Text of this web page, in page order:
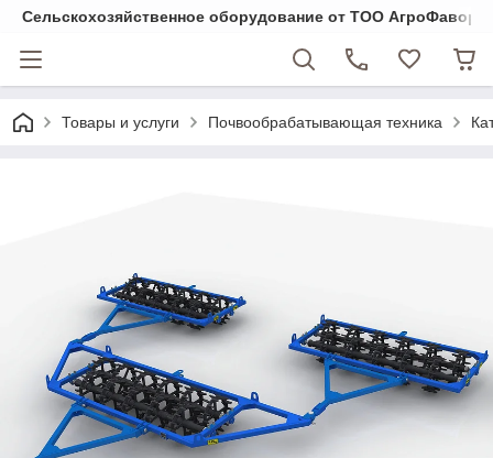
Cельскохозяйственное оборудование от ТОО
Товары и услуги Почвообрабатывающая техника